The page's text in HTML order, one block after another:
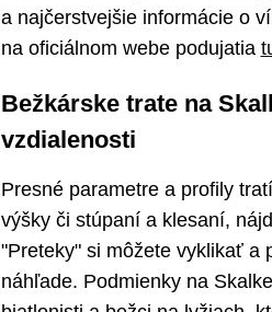
a najčerstvejšie informácie o
na oficiálnom webe podujatia
Bežkárske trate na
vzdialenosti
Presné parametre a profily
výšky či stúpaní a klesaní,
"Preteky" si môžete vyklikať a
náhľade. Podmienky na